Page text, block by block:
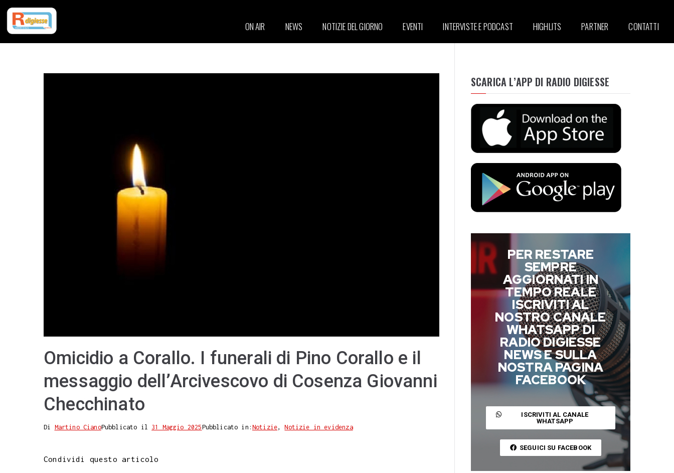
ON AIR NEWS NOTIZIE DEL GIORNO EVENTI INTERVISTE E PODCAST HIGHLITS PARTNER CONTATTI
Omicidio a Corallo. I funerali di Pino Corallo e il
messaggio dell’Arcivescovo di Cosenza Giovanni
Checchinato
Di Martino CianoPubblicato il 31 Maggio 2025Pubblicato in: Notizie,Notizie in evidenza
Condividi questo articolo
SCARICA L’APP DI RADIO DIGIESSE
PER RESTARE
SEMPRE
AGGIORNATI IN
TEMPO REALE
ISCRIVITI AL
NOSTRO CANALE
WHATSAPP DI
RADIO DIGIESSE
NEWS E SULLA
NOSTRA PAGINA
FACEBOOK
ISCRIVITI AL CANALE
WHATSAPP
SEGUICI SU FACEBOOK